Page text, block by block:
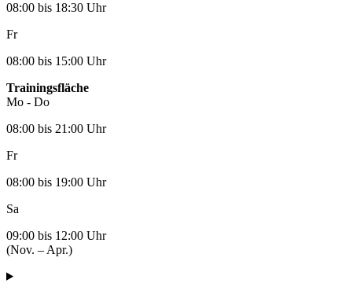
08:00 bis 18:30 Uhr
Fr
08:00 bis 15:00 Uhr
Trainingsfläche
Mo - Do
08:00 bis 21:00 Uhr
Fr
08:00 bis 19:00 Uhr
Sa
09:00 bis 12:00 Uhr
(Nov. – Apr.)